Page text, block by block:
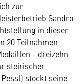
zur
Sandro
in dieser
20 Teilnahmen
- dreizehn
steirischer
stockt seine